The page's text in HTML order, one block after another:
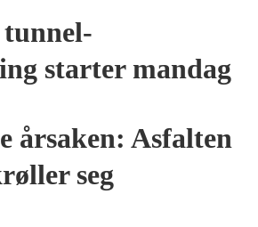
tunnel­
starter mandag
PLUSS
årsaken: Asfalten
seg